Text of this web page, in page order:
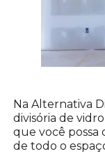
Na Alternativa
divisória de
que você
de todo o